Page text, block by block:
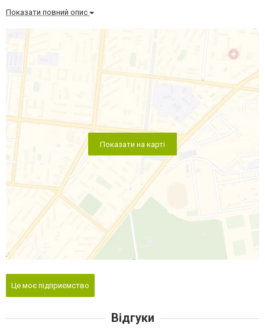
Показати повний опис
Показати на карті
Це моє підприємство
Відгуки